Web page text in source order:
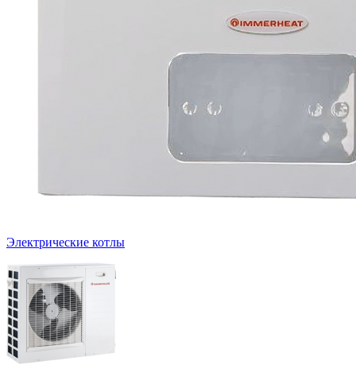
Электрические котлы